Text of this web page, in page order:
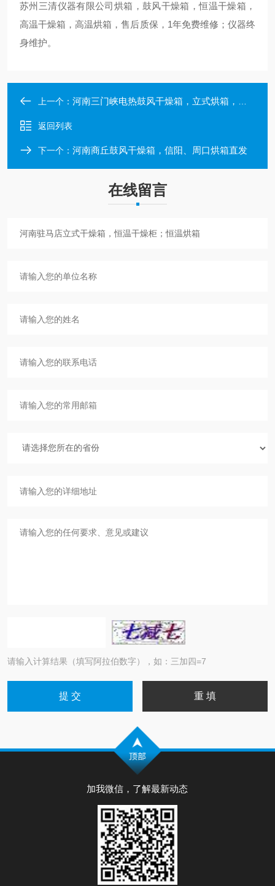
苏州三清仪器有限公司烘箱，鼓风干燥箱，恒温干燥箱，
高温干燥箱，高温烘箱，售后质保，1年免费维修；仪器终
身维护。
上一个： 河南三门峡电热鼓风干燥箱，立式烘箱，控温300度
返回列表
下一个： 河南商丘鼓风干燥箱，信阳、周口烘箱直发
在线留言
请输入计算结果（填写阿拉伯数字），如：三加四=7
加我微信，了解最新动态